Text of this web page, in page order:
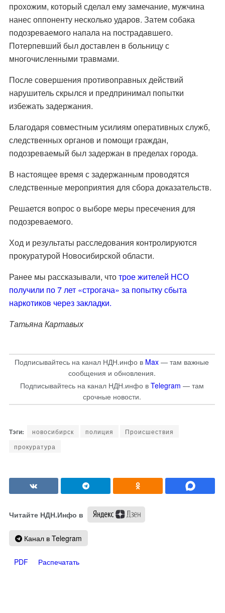
прохожим, который сделал ему замечание, мужчина
нанес оппоненту несколько ударов. Затем собака
подозреваемого напала на пострадавшего.
Потерпевший был доставлен в больницу с
многочисленными травмами.
После совершения противоправных действий
нарушитель скрылся и предпринимал попытки
избежать задержания.
Благодаря совместным усилиям оперативных служб,
следственных органов и помощи граждан,
подозреваемый был задержан в пределах города.
В настоящее время с задержанным проводятся
следственные мероприятия для сбора доказательств.
Решается вопрос о выборе меры пресечения для
подозреваемого.
Ход и результаты расследования контролируются
прокуратурой Новосибирской области.
Ранее мы рассказывали, чтотрое жителей НСО
получили по 7 лет «строгача» за попытку сбыта
наркотиков через закладки.
Татьяна Картавых
Подписывайтесь на канал НДН.инфо в Max — там важные
сообщения и обновления.
Подписывайтесь на канал НДН.инфо в Telegram — там
срочные новости.
новосибирск полиция
Происшествия
прокуратура
Читайте НДН.Инфо в
Канал в Telegram
PDF Распечатать